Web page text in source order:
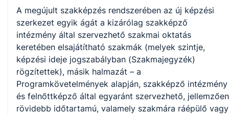
A megújult szakképzés rendszerében az új képzési
szerkezet egyik ágát a kizárólag szakképző
intézmény által szervezhető szakmai oktatás
keretében elsajátítható szakmák (melyek szintje,
képzési ideje jogszabályban (Szakmajegyzék)
rögzítettek), másik halmazát – a
Programkövetelmények alapján, szakképző intézmény
és felnőttképző által egyaránt szervezhető, jellemzően
rövidebb időtartamú, valamely szakmára ráépülő vagy